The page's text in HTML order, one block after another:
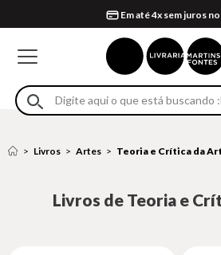
Formas de
Compra 100%
Em até 4x sem juros
Retire na loja
Eventos
Livros Artes Teoria e Crítica da
Livros de Teoria e